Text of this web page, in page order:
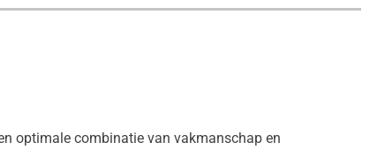
optimale combinatie van vakmanschap en